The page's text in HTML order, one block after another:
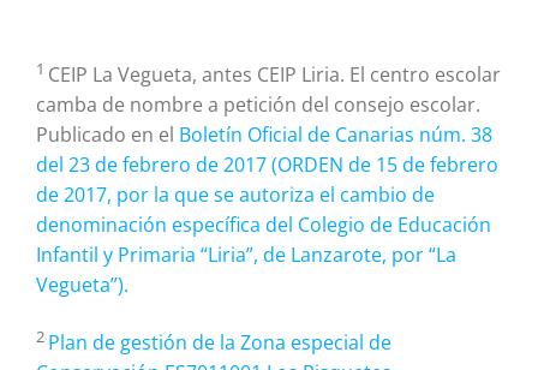
1 CEIP La Vegueta, antes CEIP Liria. El centro escolar
camba de nombre a petición del consejo escolar.
Publicado en el Boletín Oficial de Canarias núm. 38
del 23 de febrero de 2017 (ORDEN de 15 de febrero
de 2017, por la que se autoriza el cambio de
denominación específica del Colegio de Educación
Infantil y Primaria “Liria”, de Lanzarote, por “La
Vegueta”).
2 Plan de gestión de la Zona especial de